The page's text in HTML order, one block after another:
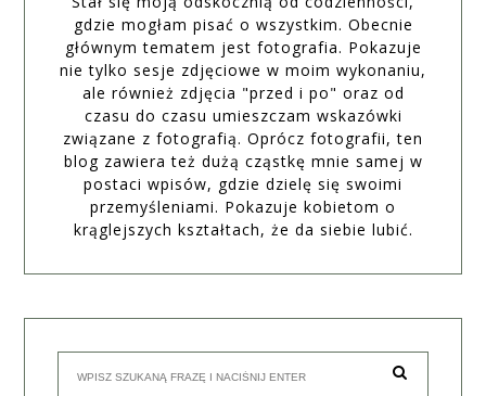
gdzie mogłam pisać o wszystkim. Obecnie
głównym tematem jest fotografia. Pokazuje
nie tylko sesje zdjęciowe w moim wykonaniu,
ale również zdjęcia "przed i po" oraz od
czasu do czasu umieszczam wskazówki
związane z fotografią. Oprócz fotografii, ten
blog zawiera też dużą cząstkę mnie samej w
postaci wpisów, gdzie dzielę się swoimi
przemyśleniami. Pokazuje kobietom o
krąglejszych kształtach, że da siebie lubić.